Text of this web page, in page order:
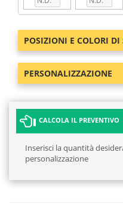
POSIZIONI E COLORI DI
PERSONALIZZAZIONE
CALCOLA IL PREVENTIVO
Inserisci la quantità
personalizzazione